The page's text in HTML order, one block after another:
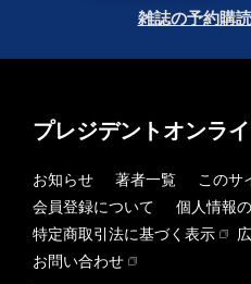
雑誌の予約購
プレジデントオンラ
お知らせ 著者一覧
このサ
会員登録について
個人情報
特定商取引法に基づく表示
お問い合わせ